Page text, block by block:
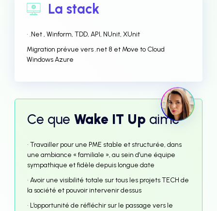
La stack
• .Net , Winform, TDD, API, NUnit, XUnit
Migration prévue vers .net 8 et Move to Cloud
Windows Azure
Ce que Wake IT Up aime
• Travailler pour une PME stable et structurée, dans
une ambiance « familiale », au sein d’une équipe
sympathique et fidèle depuis longue date
• Avoir une visibilité totale sur tous les projets TECH de
la société et pouvoir intervenir dessus
• L’opportunité de réfléchir sur le passage vers le